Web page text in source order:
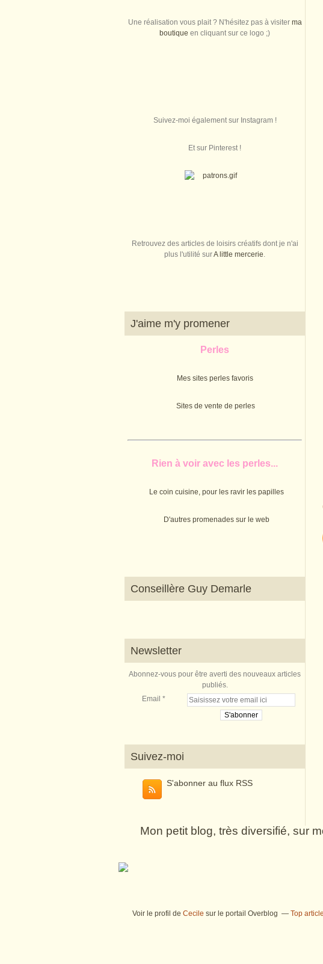
Une réalisation vous plait ? N'hésitez pas à visiter ma
boutique en cliquant sur ce logo ;)
Suivez-moi également sur Instagram !
Et sur Pinterest !
Retrouvez des articles de loisirs créatifs dont je n'ai
plus l'utilité surA little mercerie.
J'aime m'y promener
Perles
Mes sites perles favoris
Sites de vente de perles
Rien à voir avec les perles...
Le coin cuisine, pour les ravir les papilles
D'autres promenades sur le web
Conseillère Guy Demarle
Newsletter
Abonnez-vous pour être averti des nouveaux articles
publiés.
Email
Suivez-moi
S'abonner au flux RSS
Mon petit blog, très diversifié, sur
Voir le profil de Cecile sur le portail Overblog Top